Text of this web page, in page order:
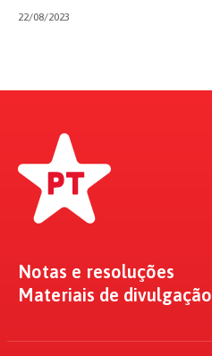
22/08/2023
Notas e resoluções
Materiais de divulgação